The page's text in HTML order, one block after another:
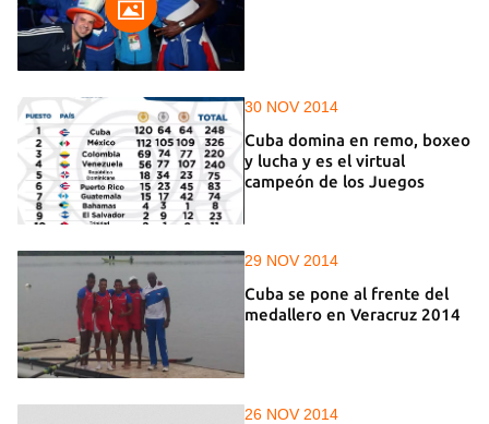
30 NOV 2014
Cuba domina en remo, boxeo
y lucha y es el virtual
campeón de los Juegos
29 NOV 2014
Cuba se pone al frente del
medallero en Veracruz 2014
26 NOV 2014